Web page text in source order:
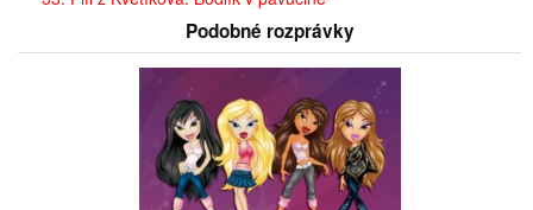
Podobné rozprávky